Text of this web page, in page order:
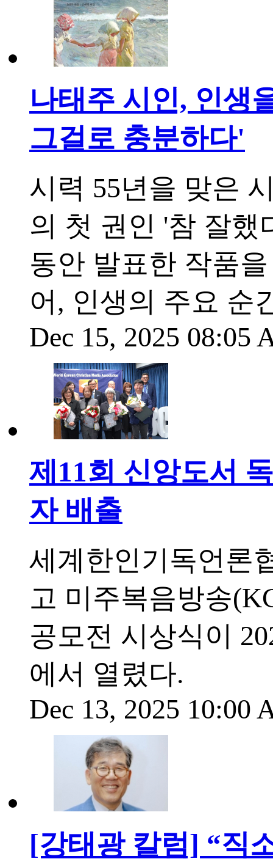
나태주 시인, 인생
그걸로 충분하다'
시력 55년을 맞은
의 첫 권인 '참 잘했
동안 발표한 작품
어, 인생의 주요 순
Dec 15, 2025 08:05
제11회 신앙도서
자 배출
세계한인기독언론
고 미주복음방송
공모전 시상식이
에서 열렸다.
Dec 13, 2025 10:00
[강태광 칼럼] “직